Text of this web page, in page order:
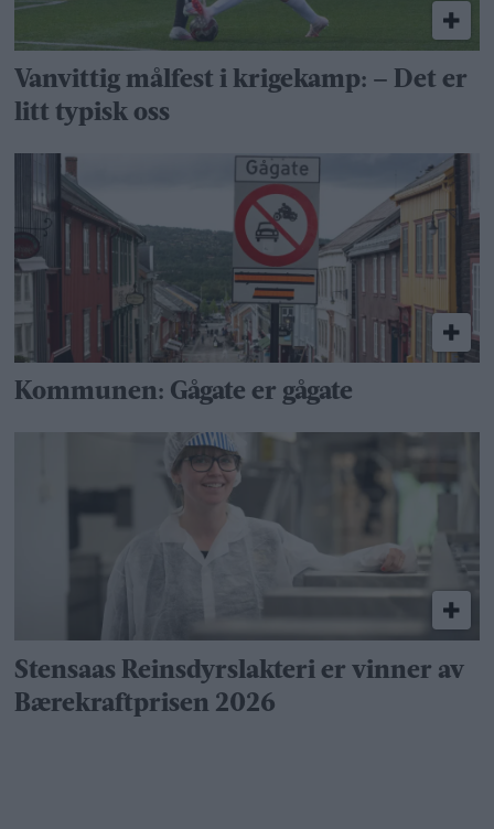
Vanvittig målfest i krigekamp: – Det er
litt typisk oss
Kommunen: Gågate er gågate
Stensaas Reinsdyrslakteri er vinner av
Bærekraftprisen 2026